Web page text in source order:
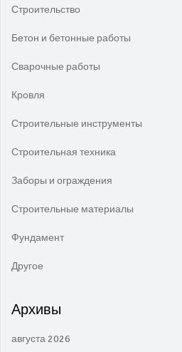
Строительство
Бетон и бетонные работы
Сварочные работы
Кровля
Строительные инструменты
Строительная техника
Заборы и ограждения
Строительные материалы
Фундамент
Другое
Архивы
августа 2026